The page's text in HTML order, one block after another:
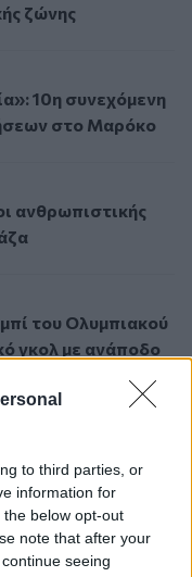
to third parties, or
information for
below opt-out
note that after your
seeing
ζώνης
10η συνεχόμενη
10η συνεχόμενη
στο Μαρόκο
ανθρωπιστικής
του Ολυμπιακού
του Ολυμπιακού
γκολ με ανάποδο
σελίδα
page
page